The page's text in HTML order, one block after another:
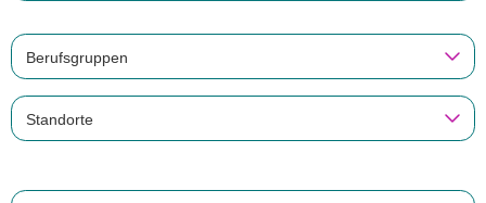
Berufsgruppen
Standorte